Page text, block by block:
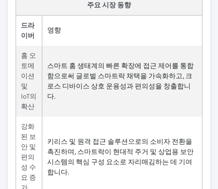
주요 시장 동향
드라
이버
영향
홈 오
토메
이션
및
IoT의
확산
스마트 홈 생태계의 빠른 확장에 접근 제어를 통합
함으로써 글로벌 스마트락 채택을 가속화하고, 크
로스 디바이스 상호 운용성과 편의성을 창출합니
다.
강화
된 보
안 및
편의
성 수
요 증
키리스 및 원격 접근 솔루션으로의 소비자 전환을
촉진하며, 스마트락이 현대적 주거 및 상업용 보안
시스템의 핵심 구성 요소로 자리매김하는 데 기여
합니다.